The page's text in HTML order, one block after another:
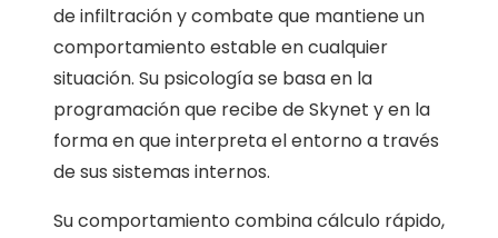
de infiltración y combate que mantiene un
comportamiento estable en cualquier
situación. Su psicología se basa en la
programación que recibe de Skynet y en la
forma en que interpreta el entorno a través
de sus sistemas internos.
Su comportamiento combina cálculo rápido,